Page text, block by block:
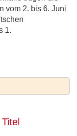
vom 2. bis 6. Juni
1.